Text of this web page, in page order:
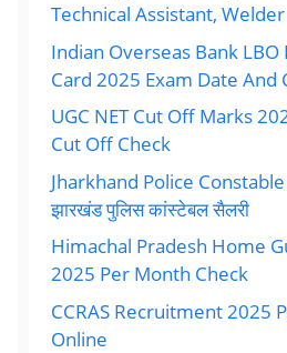
Technical Assistant, Welder
Indian Overseas Bank
Card 2025 Exam Date And
UGC NET Cut Off Marks
Cut Off Check
Jharkhand Police
झारखंड पुलिस कांस्टेबल सैलरी
Himachal Pradesh Home
2025 Per Month Check
CCRAS Recruitment 2025
Online